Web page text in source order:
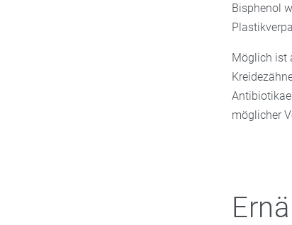
Bisphenol
Möglich ist
möglicher